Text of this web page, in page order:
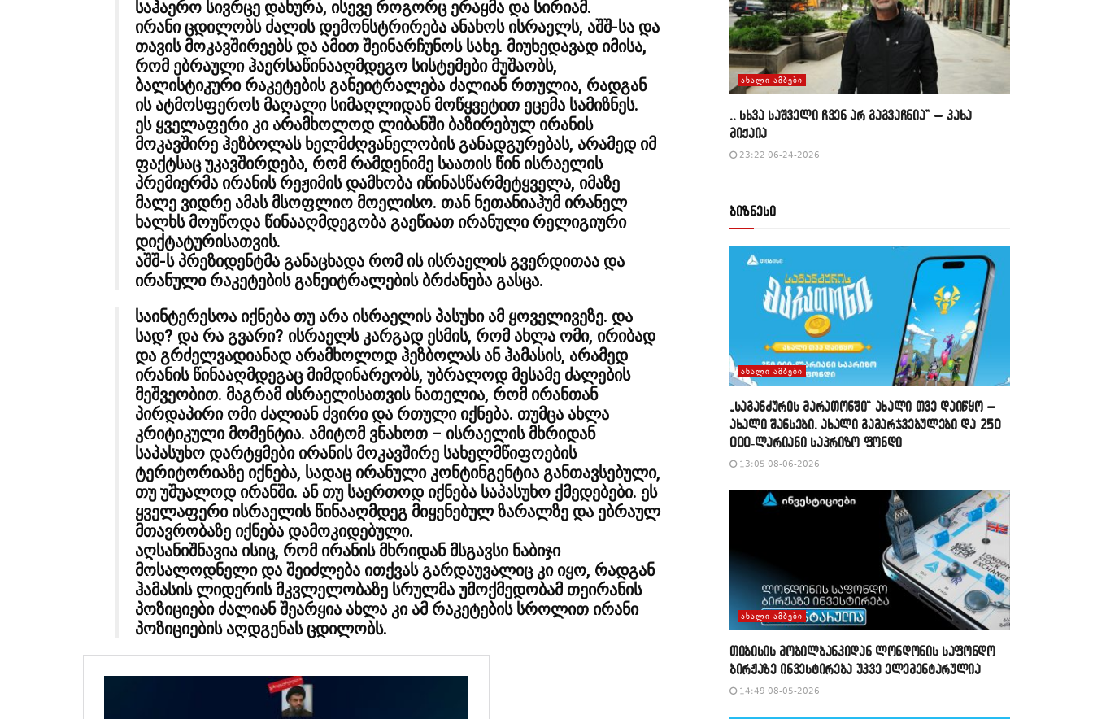
საჰაერო სივრცე დახურა, ისევე როგორც ერაყმა და სირიამ.
ირანი ცდილობს ძალის დემონსტრირება ანახოს ისრაელს, აშშ-სა და
თავის მოკავშირეებს და ამით შეინარჩუნოს სახე. მიუხედავად იმისა,
რომ ებრაული ჰაერსაწინააღმდეგო სისტემები მუშაობს,
ბალისტიკური რაკეტების განეიტრალება ძალიან რთულია, რადგან
ის ატმოსფეროს მაღალი სიმაღლიდან მოწყვეტით ეცემა სამიზნეს.
ეს ყველაფერი კი არამხოლოდ ლიბანში ბაზირებულ ირანის
მოკავშირე ჰეზბოლას ხელმძღვანელობის განადგურებას, არამედ იმ
ფაქტსაც უკავშირდება, რომ რამდენიმე საათის წინ ისრაელის
პრემიერმა ირანის რეჟიმის დამხობა იწინასწარმეტყველა, იმაზე
მალე ვიდრე ამას მსოფლიო მოელისო. თან ნეთანიაჰუმ ირანელ
ხალხს მოუწოდა წინააღმდეგობა გაეწიათ ირანული რელიგიური
დიქტატურისათვის.
აშშ-ს პრეზიდენტმა განაცხადა რომ ის ისრაელის გვერდითაა და
ირანული რაკეტების განეიტრალების ბრძანება გასცა.
საინტერესოა იქნება თუ არა ისრაელის პასუხი ამ ყოველივეზე. და
სად? და რა გვარი? ისრაელს კარგად ესმის, რომ ახლა ომი, ირიბად
და გრძელვადიანად არამხოლოდ ჰეზბოლას ან ჰამასის, არამედ
ირანის წინააღმდეგაც მიმდინარეობს, უბრალოდ მესამე ძალების
მეშვეობით. მაგრამ ისრაელისათვის ნათელია, რომ ირანთან
პირდაპირი ომი ძალიან ძვირი და რთული იქნება. თუმცა ახლა
კრიტიკული მომენტია. ამიტომ ვნახოთ – ისრაელის მხრიდან
საპასუხო დარტყმები ირანის მოკავშირე სახელმწიფოების
ტერიტორიაზე იქნება, სადაც ირანული კონტინგენტია განთავსებული,
თუ უშუალოდ ირანში. ან თუ საერთოდ იქნება საპასუხო ქმედებები. ეს
ყველაფერი ისრაელის წინააღმდეგ მიყენებულ ზარალზე და ებრაულ
მთავრობაზე იქნება დამოკიდებული.
აღსანიშნავია ისიც, რომ ირანის მხრიდან მსგავსი ნაბიჯი
მოსალოდნელი და შეიძლება ითქვას გარდაუვალიც კი იყო, რადგან
ჰამასის ლიდერის მკვლელობაზე სრულმა უმოქმედობამ თეირანის
პოზიციები ძალიან შეარყია ახლა კი ამ რაკეტების სროლით ირანი
პოზიციების აღდგენას ცდილობს.
ᲐᲮᲐᲚᲘ ᲐᲛᲑᲔᲑᲘ
,, სხვა საშველი ჩვენ არ გაგვაჩნია” – კახა
მიქაია
23:22 06-24-2026
ბიზნესი
ᲐᲮᲐᲚᲘ ᲐᲛᲑᲔᲑᲘ
„საგანძურის მარათონში“ ახალი თვე დაიწყო –
ახალი შანსები, ახალი გამარჯვებულები და 250
000-ლარიანი საპრიზო ფონდი
13:05 08-06-2026
ᲐᲮᲐᲚᲘ ᲐᲛᲑᲔᲑᲘ
თიბისის მობილბანკიდან ლონდონის საფონდო
ბირჟაზე ინვესტირება უკვე ელემენტარულია
14:49 08-05-2026